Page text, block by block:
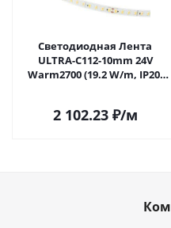
Светодиодная Лента
ULTRA-C112-10mm 24V
Warm2700 (19.2 W/m, IP20,
в Москве
2 102.23₽/м